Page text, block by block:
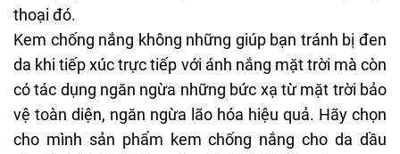
thoại đó.
Kem chống nắng không những giúp bạn tránh bị đen
da khi tiếp xúc trực tiếp với ánh nắng mặt trời mà còn
có tác dụng ngăn ngừa những bức xạ từ mặt trời bảo
vệ toàn diện, ngăn ngừa lão hóa hiệu quả. Hãy chọn
cho mình sản phẩm kem chống nắng cho da dầu